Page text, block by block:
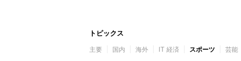
トピックス
主要 国内 海外 IT 経済 スポーツ 芸能